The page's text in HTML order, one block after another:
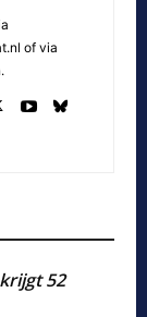
of via
52